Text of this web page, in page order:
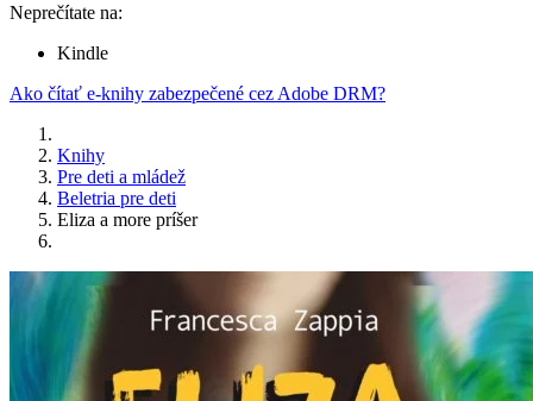
Neprečítate na:
Kindle
Ako čítať e-knihy zabezpečené cez Adobe DRM?
Knihy
Pre deti a mládež
Beletria pre deti
Eliza a more príšer